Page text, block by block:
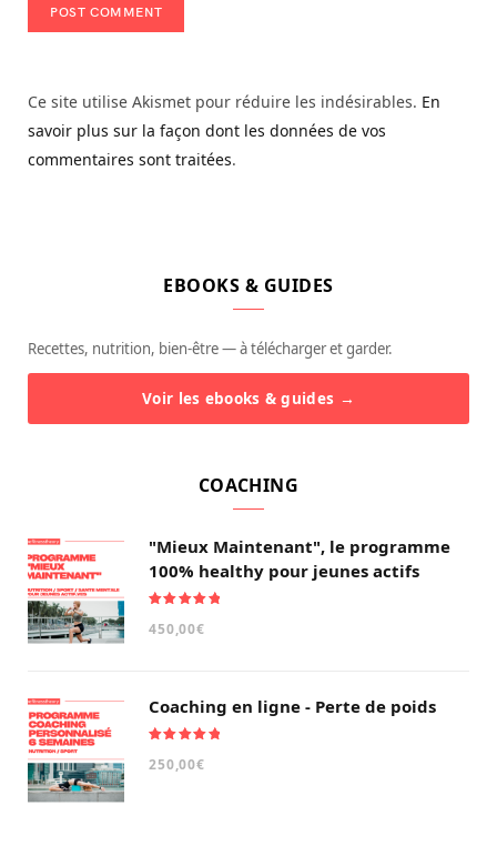
Ce site utilise Akismet pour réduire les indésirables. En
savoir plus sur la façon dont les données de vos
commentaires sont traitées.
EBOOKS & GUIDES
Recettes, nutrition, bien-être — à télécharger et garder.
Voir les ebooks & guides →
COACHING
"Mieux Maintenant", le programme
100% healthy pour jeunes actifs
sur 5
450,00€
Coaching en ligne - Perte de poids
sur 5
250,00€